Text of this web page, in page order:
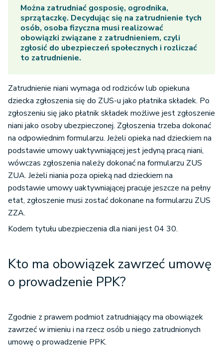
Można zatrudniać gosposię, ogrodnika,
sprzątaczkę. Decydując się na zatrudnienie tych
osób, osoba fizyczna musi realizować
obowiązki związane z zatrudnieniem, czyli
zgłosić do ubezpieczeń społecznych i rozliczać
to zatrudnienie.
Zatrudnienie niani wymaga od rodziców lub opiekuna
dziecka zgłoszenia się do ZUS-u jako płatnika składek. Po
zgłoszeniu się jako płatnik składek możliwe jest zgłoszenie
niani jako osoby ubezpieczonej. Zgłoszenia trzeba dokonać
na odpowiednim formularzu. Jeżeli opieka nad dzieckiem na
podstawie umowy uaktywniającej jest jedyną pracą niani,
wówczas zgłoszenia należy dokonać na formularzu ZUS
ZUA. Jeżeli niania poza opieką nad dzieckiem na
podstawie umowy uaktywniającej pracuje jeszcze na pełny
etat, zgłoszenie musi zostać dokonane na formularzu ZUS
ZZA.
Kodem tytułu ubezpieczenia dla niani jest 04 30.
Kto ma obowiązek zawrzeć umowę
o prowadzenie PPK?
Zgodnie z prawem podmiot zatrudniający ma obowiązek
zawrzeć w imieniu i na rzecz osób u niego zatrudnionych
umowę o prowadzenie PPK.